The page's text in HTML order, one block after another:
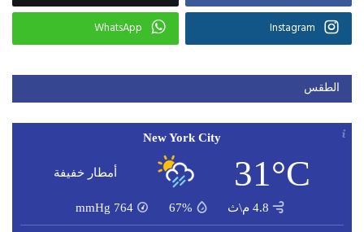
Instagram
WhatsApp
الطقس
New York City
31°C أمطار خفيفة
4.8 م\ث 67%
764
mmHg